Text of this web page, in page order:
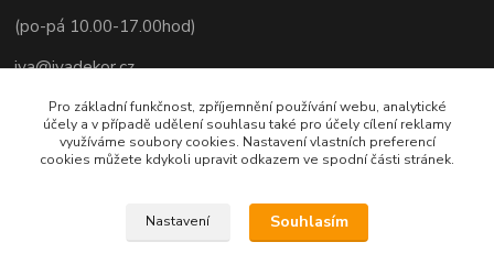
(po-pá 10.00-17.00hod)
iva@ivadekor.cz
Pro základní funkčnost, zpříjemnění používání webu, analytické
účely a v případě udělení souhlasu také pro účely cílení reklamy
využíváme soubory cookies. Nastavení vlastních preferencí
cookies můžete kdykoli upravit odkazem ve spodní části stránek.
Nastavení Souhlasím